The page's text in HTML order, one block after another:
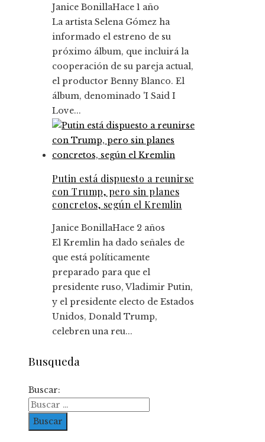
Janice BonillaHace 1 año
La artista Selena Gómez ha
informado el estreno de su
próximo álbum, que incluirá la
cooperación de su pareja actual,
el productor Benny Blanco. El
álbum, denominado 'I Said I
Love...
Putin está dispuesto a reunirse
con Trump, pero sin planes
concretos, según el Kremlin
Janice BonillaHace 2 años
El Kremlin ha dado señales de
que está políticamente
preparado para que el
presidente ruso, Vladimir Putin,
y el presidente electo de Estados
Unidos, Donald Trump,
celebren una reu...
Busqueda
Buscar: